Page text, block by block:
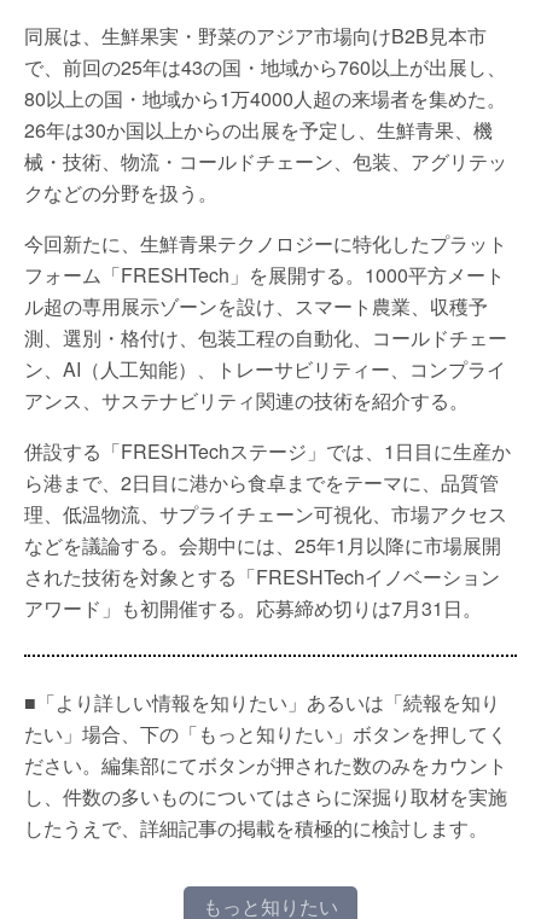
同展は、生鮮果実・野菜のアジア市場向けB2B見本市
で、前回の25年は43の国・地域から760以上が出展し、
80以上の国・地域から1万4000人超の来場者を集めた。
26年は30か国以上からの出展を予定し、生鮮青果、機
械・技術、物流・コールドチェーン、包装、アグリテッ
クなどの分野を扱う。
今回新たに、生鮮青果テクノロジーに特化したプラット
フォーム「FRESHTech」を展開する。1000平方メート
ル超の専用展示ゾーンを設け、スマート農業、収穫予
測、選別・格付け、包装工程の自動化、コールドチェー
ン、AI（人工知能）、トレーサビリティー、コンプライ
アンス、サステナビリティ関連の技術を紹介する。
併設する「FRESHTechステージ」では、1日目に生産か
ら港まで、2日目に港から食卓までをテーマに、品質管
理、低温物流、サプライチェーン可視化、市場アクセス
などを議論する。会期中には、25年1月以降に市場展開
された技術を対象とする「FRESHTechイノベーション
アワード」も初開催する。応募締め切りは7月31日。
■「より詳しい情報を知りたい」あるいは「続報を知り
たい」場合、下の「もっと知りたい」ボタンを押してく
ださい。編集部にてボタンが押された数のみをカウント
し、件数の多いものについてはさらに深掘り取材を実施
したうえで、詳細記事の掲載を積極的に検討します。
もっと知りたい